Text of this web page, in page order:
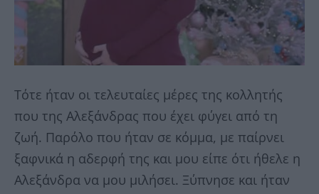
Τότε ήταν οι τελευταίες μέρες της κολλητής
που της Αλεξάνδρας που έχει φύγει από τη
ζωή. Παρόλο που ήταν σε κόμμα, με παίρνει
ξαφνικά η αδερφή της και μου είπε ότι ήθελε η
Αλεξάνδρα να μου μιλήσει. Ξύπνησε και ήταν